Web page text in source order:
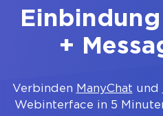
+
Verbinden ManyChat und
Webinterface in 5